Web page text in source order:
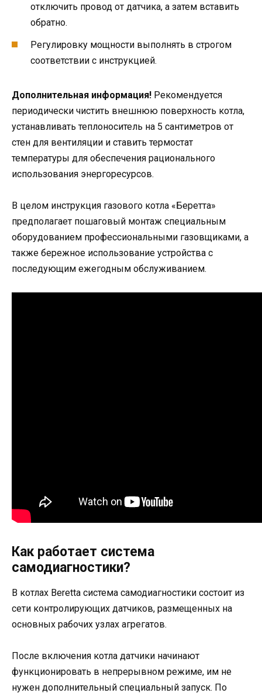
отключить провод от датчика, а затем вставить
обратно.
Регулировку мощности выполнять в строгом
соответствии с инструкцией.
Дополнительная информация! Рекомендуется
периодически чистить внешнюю поверхность котла,
устанавливать теплоноситель на 5 сантиметров от
стен для вентиляции и ставить термостат
температуры для обеспечения рационального
использования энергоресурсов.
В целом инструкция газового котла «Беретта»
предполагает пошаговый монтаж специальным
оборудованием профессиональными газовщиками, а
также бережное использование устройства с
последующим ежегодным обслуживанием.
Как работает система
самодиагностики?
В котлах Beretta система самодиагностики состоит из
сети контролирующих датчиков, размещенных на
основных рабочих узлах агрегатов.
После включения котла датчики начинают
функционировать в непрерывном режиме, им не
нужен дополнительный специальный запуск. По